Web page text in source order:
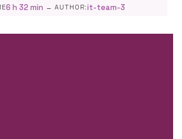
6 h 32 min - AUTHOR:it-team-3